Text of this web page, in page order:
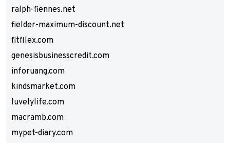
ralph-fiennes.net
fielder-maximum-discount.net
fitfllex.com
genesisbusinesscredit.com
inforuang.com
kindsmarket.com
luvelylife.com
macramb.com
mypet-diary.com